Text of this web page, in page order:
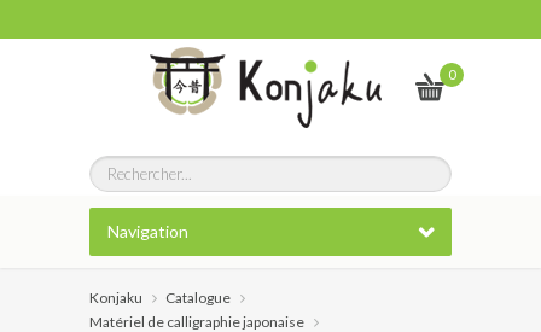
0
Navigation
Konjaku
Catalogue
Matériel de calligraphie japonaise